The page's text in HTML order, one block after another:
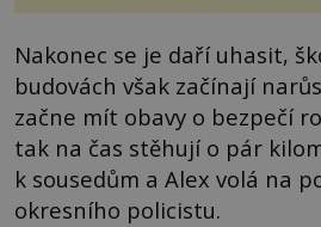
Nakonec se je daří uhasit,
budovách však začínají
začne mít obavy o bezpečí
tak na čas stěhují o pár
k sousedům a Alex volá na
okresního policistu.